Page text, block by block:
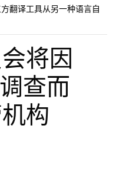
翻译工具从另一种语言自
将因
查而
构